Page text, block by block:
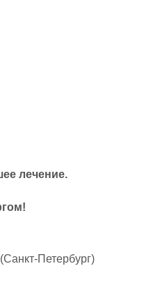
лечение.
Петербург)